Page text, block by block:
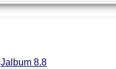
Jalbum 8.8